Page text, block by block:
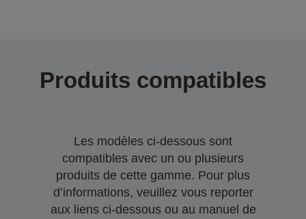
Produits compatibles
Les modèles ci-dessous sont
compatibles avec un ou plusieurs
produits de cette gamme. Pour plus
d’informations, veuillez vous reporter
aux liens ci-dessous ou au manuel de